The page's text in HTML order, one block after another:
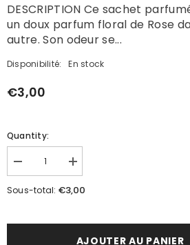
DESCRIPTION Ce sachet
un doux parfum floral de Rose
autre. Son odeur se...
Disponibilité: En stock
€3,00
Quantity:
Réduire
la
quantité
Augmenter
la
quantité
de
Sous-total: €3,00
AJOUTER AU PANIER